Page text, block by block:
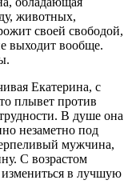
животных,
своей свободой,
выходит вообще.
Екатерина, с
плывет против
В душе она
незаметно под
мужчина,
С возрастом
в лучшую